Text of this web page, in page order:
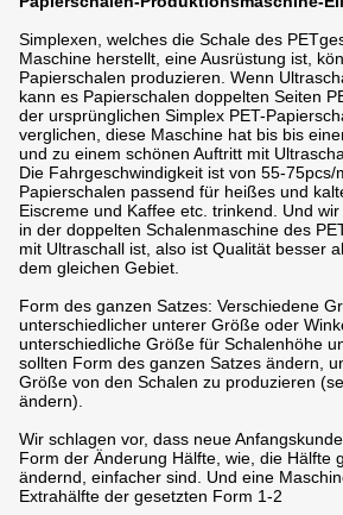
Simplexen, welches die Schale des
Maschine herstellt, eine Ausrüstung ist,
Papierschalen produzieren. Wenn
kann es Papierschalen doppelten Seiten
der ursprünglichen Simplex PET-
verglichen, diese Maschine hat bis bis
und zu einem schönen Auftritt mit
Die Fahrgeschwindigkeit ist von 55-75pcs/
Papierschalen passend für heißes und
Eiscreme und Kaffee etc. trinkend. Und
in der doppelten Schalenmaschine des
mit Ultraschall ist, also ist Qualität besser
dem gleichen Gebiet.
Form des ganzen Satzes: Verschiedene
unterschiedlicher unterer Größe oder
unterschiedliche Größe für Schalenhöhe
sollten Form des ganzen Satzes ändern,
Größe von den Schalen zu produzieren
ändern).
Wir schlagen vor, dass neue
Form der Änderung Hälfte, wie, die Hälfte
ändernd, einfacher sind. Und eine
Extrahälfte der gesetzten Form 1-2